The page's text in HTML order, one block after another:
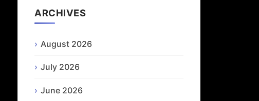
ARCHIVES
August 2026
July 2026
June 2026